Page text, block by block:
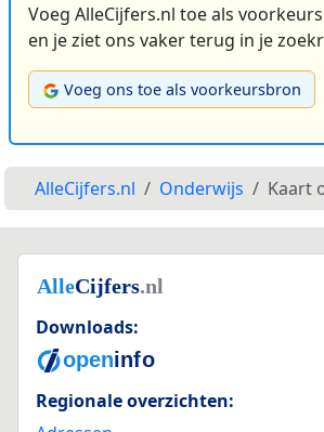
Voeg AlleCijfers.nl toe als
en je ziet ons vaker terug in je
Voeg ons toe als voorkeursbron
AlleCijfers.nl Onderwijs Kaart
Downloads:
Regionale overzichten: